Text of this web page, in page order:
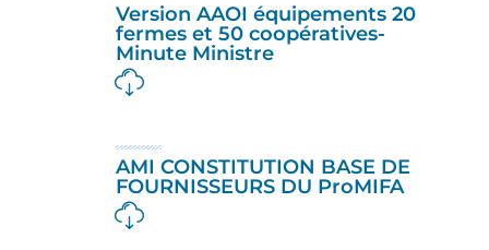
Version AAOI équipements 20
fermes et 50 coopératives-
Minute Ministre
AMI CONSTITUTION BASE DE
FOURNISSEURS DU ProMIFA